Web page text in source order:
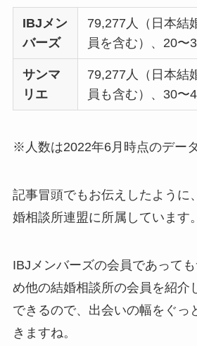
IBJメン
バーズ
79,277人（日本結
員を含む）、20〜
サンマ
リエ
79,277人（日本結
員も含む）、30〜
※人数は2022年6月時点のデータ
記事冒頭でもお伝えしたように
婚相談所連盟に所属しています。
IBJメンバーズの会員であって
め他の結婚相談所の会員を紹介
できるので、出会いの幅をぐっ
きますね。